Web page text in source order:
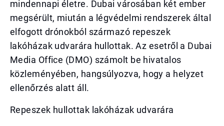
mindennapi életre. Dubai városában két ember
megsérült, miután a légvédelmi rendszerek által
elfogott drónokból származó repeszek
lakóházak udvarára hullottak. Az esetről a Dubai
Media Office (DMO) számolt be hivatalos
közleményében, hangsúlyozva, hogy a helyzet
ellenőrzés alatt áll.
Repeszek hullottak lakóházak udvarára